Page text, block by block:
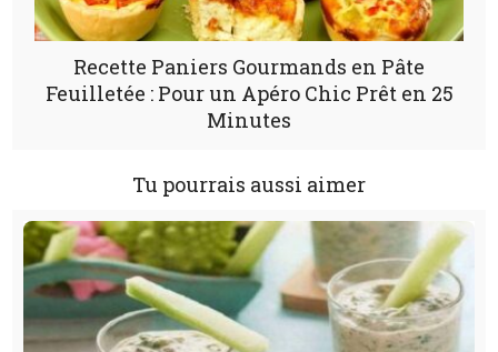
Recette Paniers Gourmands en Pâte
Feuilletée : Pour un Apéro Chic Prêt en 25
Minutes
Tu pourrais aussi aimer